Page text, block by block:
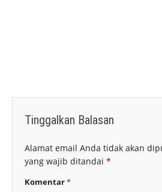
Tinggalkan Balasan
Alamat email Anda tidak akan
yang wajib ditandai *
Komentar*